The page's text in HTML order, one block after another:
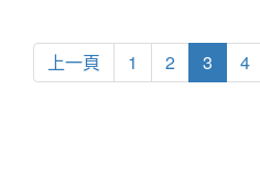
上一頁 1 2 3 4